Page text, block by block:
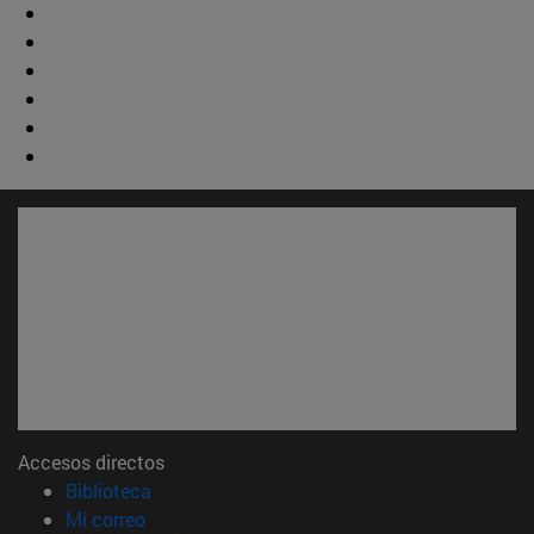
Accesos directos
Biblioteca
Mi correo(abre en nueva ventana)